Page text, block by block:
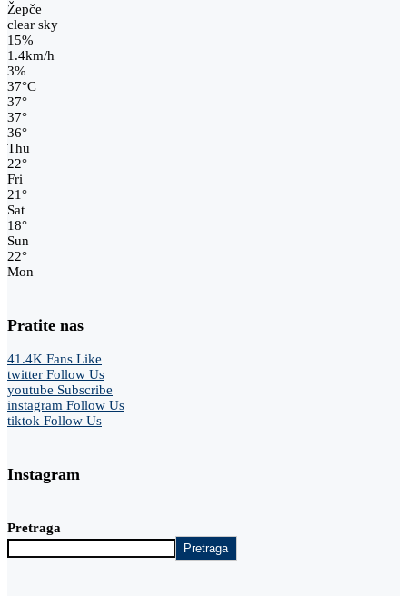
Žepče
clear sky
15%
1.4km/h
3%
37°C
37°
37°
36°
Thu
22°
Fri
21°
Sat
18°
Sun
22°
Mon
Pratite nas
41.4K Fans Like
twitter Follow Us
youtube Subscribe
instagram Follow Us
tiktok Follow Us
Instagram
Pretraga
Pretraga